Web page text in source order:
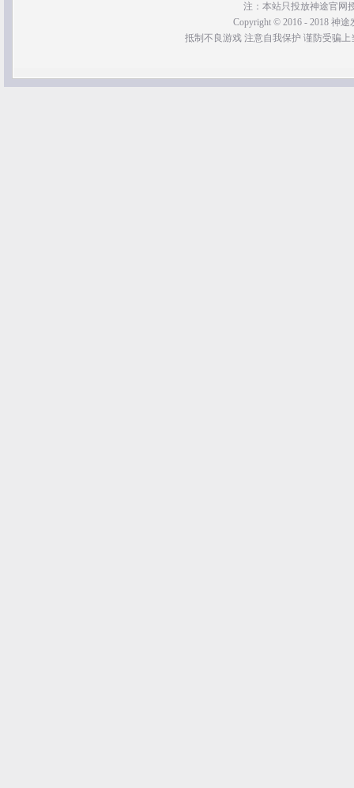
注：本站只投放神途官网
Copyright © 2016 - 2018 神途
抵制不良游戏 注意自我保护 谨防受骗